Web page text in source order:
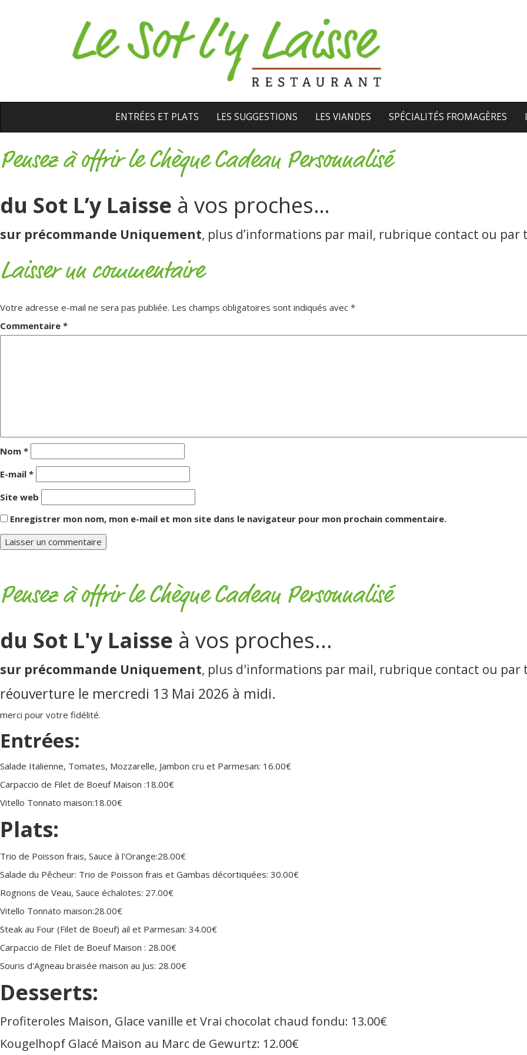
ENTRÉES ET PLATS LES SUGGESTIONS LES VIANDES SPÉCIALITÉS FROMAGÈRES
Pensez à offrir le Chèque Cadeau Personnalisé
du Sot L’y Laisse à vos proches…
sur précommande Uniquement, plus d’informations par mail, rubrique contact ou par
Laisser un commentaire
Votre adresse e-mail ne sera pas publiée. Les champs obligatoires sont indiqués avec *
Commentaire *
Nom *
E-mail *
Site web
Enregistrer mon nom, mon e-mail et mon site dans le navigateur pour mon prochain commentaire.
Pensez à offrir le Chèque Cadeau Personnalisé
du Sot L'y Laisse à vos proches...
sur précommande Uniquement, plus d'informations par mail, rubrique contact ou par
réouverture le mercredi 13 Mai 2026 à midi.
merci pour votre fidélité.
Entrées:
Salade Italienne, Tomates, Mozzarelle, Jambon cru et Parmesan: 16.00€
Carpaccio de Filet de Boeuf Maison :18.00€
Vitello Tonnato maison:18.00€
Plats:
Trio de Poisson frais, Sauce à l'Orange:28.00€
Salade du Pêcheur: Trio de Poisson frais et Gambas décortiquées: 30.00€
Rognons de Veau, Sauce échalotes: 27.00€
Vitello Tonnato maison:28.00€
Steak au Four (Filet de Boeuf) ail et Parmesan: 34.00€
Carpaccio de Filet de Boeuf Maison : 28.00€
Souris d'Agneau braisée maison au Jus: 28.00€
Desserts:
Profiteroles Maison, Glace vanille et Vrai chocolat chaud fondu: 13.00€
Kougelhopf Glacé Maison au Marc de Gewurtz: 12.00€